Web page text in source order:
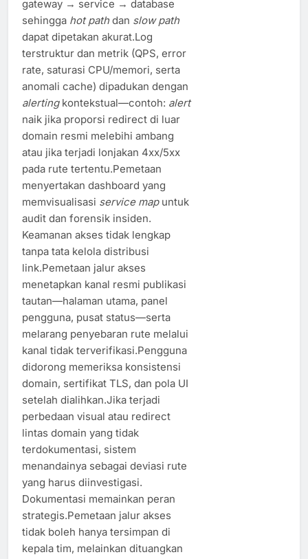
gateway → service → database
sehingga hot path dan slow path
dapat dipetakan akurat.Log
terstruktur dan metrik (QPS, error
rate, saturasi CPU/memori, serta
anomali cache) dipadukan dengan
alertingkontekstual—contoh: alert
naik jika proporsi redirect di luar
domain resmi melebihi ambang
atau jika terjadi lonjakan 4xx/5xx
pada rute tertentu.Pemetaan
menyertakan dashboard yang
memvisualisasi service mapuntuk
audit dan forensik insiden.
Keamanan akses tidak lengkap
tanpa tata kelola distribusi
link.Pemetaan jalur akses
menetapkan kanal resmi publikasi
tautan—halaman utama, panel
pengguna, pusat status—serta
melarang penyebaran rute melalui
kanal tidak terverifikasi.Pengguna
didorong memeriksa konsistensi
domain, sertifikat TLS, dan pola UI
setelah dialihkan.Jika terjadi
perbedaan visual atau redirect
lintas domain yang tidak
terdokumentasi, sistem
menandainya sebagai deviasi rute
yang harus diinvestigasi.
Dokumentasi memainkan peran
strategis.Pemetaan jalur akses
tidak boleh hanya tersimpan di
kepala tim, melainkan dituangkan